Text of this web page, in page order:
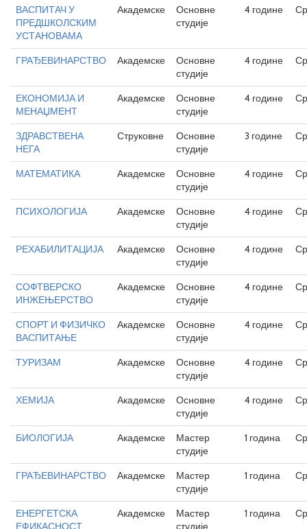
ВАСПИТАЧ У
ПРЕДШКОЛСКИМ
УСТАНОВАМА
Академске
Основне
студије
4 године
ГРАЂЕВИНАРСТВО Академске
Основне
студије
4 године
ЕКОНОМИЈА И
МЕНАЏМЕНТ
Академске
Основне
студије
4 године
ЗДРАВСТВЕНА
НЕГА
Струковне
Основне
студије
3 године
МАТЕМАТИКА Академске
Основне
студије
4 године
ПСИХОЛОГИЈА Академске
Основне
студије
4 године
РЕХАБИЛИТАЦИЈА Академске
Основне
студије
4 године
СОФТВЕРСКО
ИНЖЕЊЕРСТВО
Академске
Основне
студије
4 године
СПОРТ И ФИЗИЧКО
ВАСПИТАЊЕ
Академске
Основне
студије
4 године
ТУРИЗАМ Академске
Основне
студије
4 године
ХЕМИЈА Академске
Основне
студије
4 године
БИОЛОГИЈА Академске
Мастер
студије
1 година
ГРАЂЕВИНАРСТВО Академске
Мастер
студије
1 година
ЕНЕРГЕТСКА
ЕФИКАСНОСТ
Академске
Мастер
студије
1 година